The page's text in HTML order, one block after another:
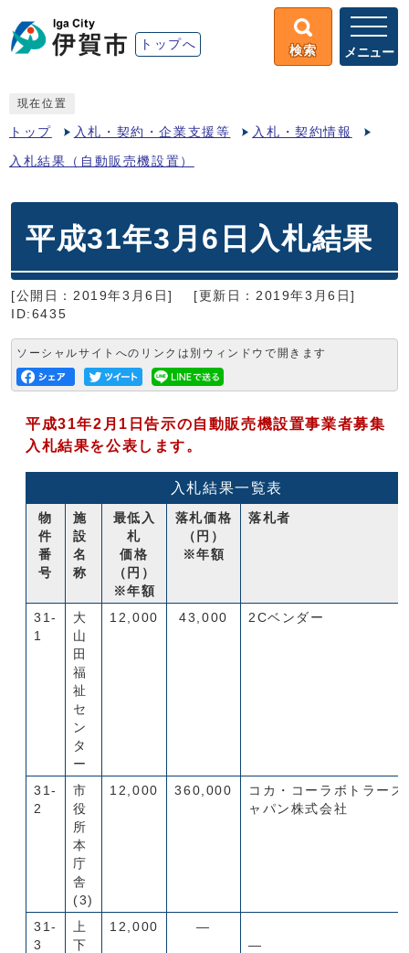
トップへ 検索 メニュー
現在位置
トップ 入札・契約・企業支援等 入札・契約情報
入札結果（自動販売機設置）
平成31年3月6日入札結果
[公開日：2019年3月6日]
[更新日：2019年3月6日]
ID:6435
ソーシャルサイトへのリンクは別ウィンドウで開きます
平成31年2月1日告示の自動販売機設置事業者募集
入札結果を公表します。
入札結果一覧表
物
件
番
号
施
設
名
称
最低入
札
価格
（円）
※年額
落札価格
（円）
※年額
落札者
31-
1
大
山
田
福
祉
セ
ン
タ
ー
12,000 43,000 2Cベンダー
31-
2
市
役
所
本
庁
舎
(3)
12,000 360,000
コカ・コーラボトラーズ
ャパン株式会社
31-
3
上
下
12,000
―
―